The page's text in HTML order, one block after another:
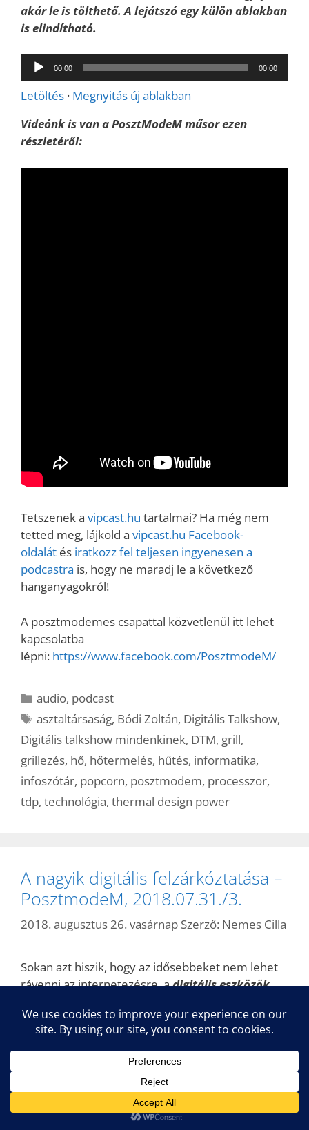
akár le is tölthető. A lejátszó egy külön ablakban
is elindítható.
Audió
lejátszó
00:00 00:00
Letöltés · Megnyitás új ablakban
Videónk is van a PosztModeM műsor ezen
részletéről:
Tetszenek a vipcast.hu tartalmai? Ha még nem
tetted meg, lájkold a vipcast.hu Facebook-
oldalát és iratkozz fel teljesen ingyenesen a
podcastra is, hogy ne maradj le a következő
hanganyagokról!
A posztmodemes csapattal közvetlenül itt lehet
kapcsolatba
lépni: https://www.facebook.com/PosztmodeM/
Kategória
audio, podcast
Címkék
asztaltársaság, Bódi Zoltán, Digitális Talkshow,
Digitális talkshow mindenkinek, DTM, grill,
grillezés, hő, hőtermelés, hűtés, informatika,
infoszótár, popcorn, posztmodem, processzor,
tdp, technológia, thermal design power
A nagyik digitális felzárkóztatása –
PosztmodeM, 2018.07.31./3.
2018. augusztus 26. vasárnap Szerző: Nemes Cilla
Sokan azt hiszik, hogy az idősebbeket nem lehet
rávenni az internetezésre, adigitális eszközök
a PosztModeM műsor beszélgetésében is) viszont
jó módszereket mutat be a nagyik aktivizálására.
Ezzel párhuzamosan azeNET kutatást készített a
abban, hogy belépjenek a digitális világba.
től halljuk a főbb eredményeket.